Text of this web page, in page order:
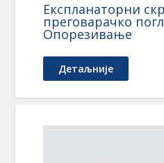
Eкспланаторни
преговарачко
Oпорезивање
Детаљније